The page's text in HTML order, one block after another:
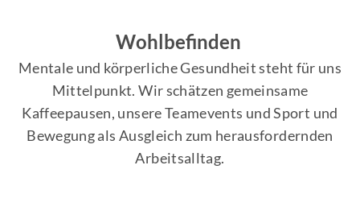
Wohlbefinden
Mentale und körperliche Gesundheit steht für uns
Mittelpunkt. Wir schätzen gemeinsame
Kaffeepausen, unsere Teamevents und Sport und
Bewegung als Ausgleich zum herausfordernden
Arbeitsalltag.